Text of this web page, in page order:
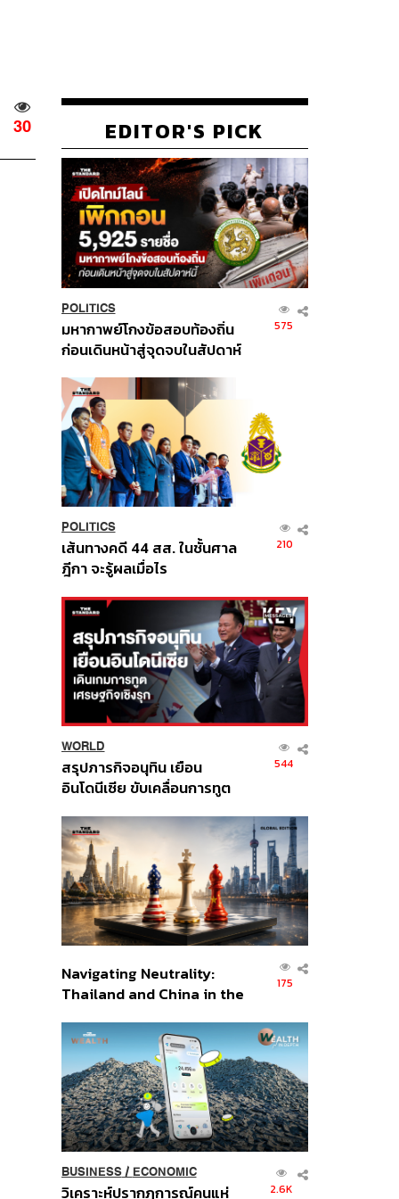
30 EDITOR'S PICK
POLITICS
มหากาพย์โกงข้อสอบท้องถิ่น
ก่อนเดินหน้าสู่จุดจบในสัปดาห์
575
POLITICS
เส้นทางคดี 44 สส. ในชั้นศาล
ฎีกา จะรู้ผลเมื่อไร
210
WORLD
สรุปภารกิจอนุทิน เยือน
อินโดนีเซีย ขับเคลื่อนการทูต
ส่วนยุทธศาสตร์ไทย –
อินโดนีเซีย
544
Navigating Neutrality:
Thailand and China in the
Order
175
BUSINESS/ ECONOMIC
วิเคราะห์ปรากฏการณ์คนแห่ 2.6K